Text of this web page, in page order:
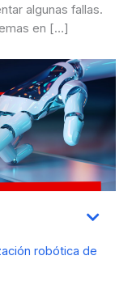
algunas fallas.
en […]
robótica de